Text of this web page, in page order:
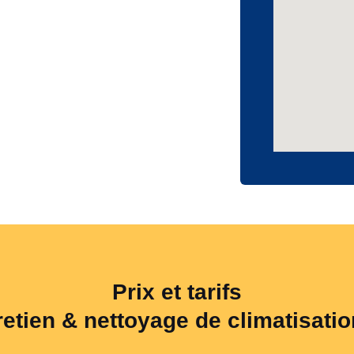
Prix et tarifs
& nettoyage de